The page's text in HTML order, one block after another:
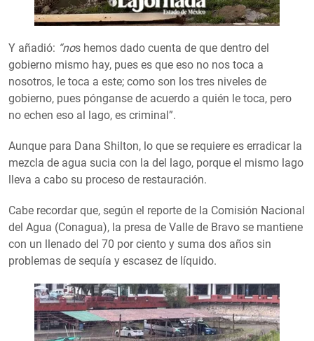
Y añadió: “nos hemos dado cuenta de que dentro del
gobierno mismo hay, pues es que eso no nos toca a
nosotros, le toca a este; como son los tres niveles de
gobierno, pues pónganse de acuerdo a quién le toca, pero
no echen eso al lago, es criminal”.
Aunque para Dana Shilton, lo que se requiere es erradicar la
mezcla de agua sucia con la del lago, porque el mismo lago
lleva a cabo su proceso de restauración.
Cabe recordar que, según el reporte de la Comisión Nacional
del Agua (Conagua), la presa de Valle de Bravo se mantiene
con un llenado del 70 por ciento y suma dos años sin
problemas de sequía y escasez de líquido.